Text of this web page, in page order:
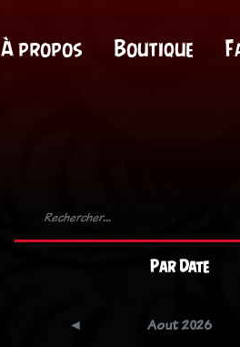
À propos Boutique
Par Date
Aout 2026